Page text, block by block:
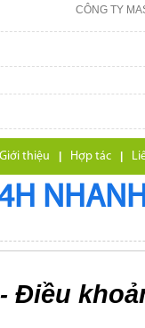
CÔNG TY
Giới thiệu | Hợp tác |
- Điều